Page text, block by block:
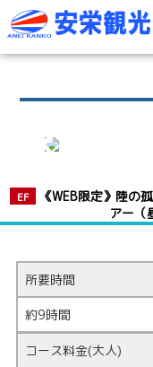
EF
《WEB限定》陸の
アー（
所要時間
約9時間
コース料金(大人)